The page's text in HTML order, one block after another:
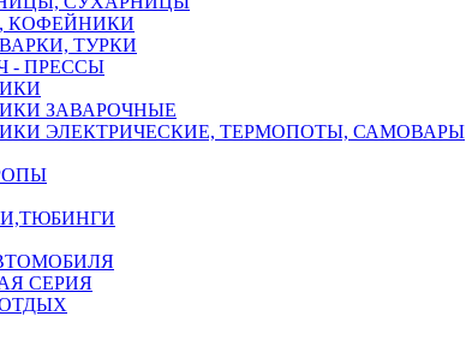
КОФЕЙНИКИ
ТУРКИ
- ПРЕССЫ
ЗАВАРОЧНЫЕ
ЭЛЕКТРИЧЕСКИЕ, ТЕРМОПОТЫ, САМОВАРЫ
СЕРИЯ